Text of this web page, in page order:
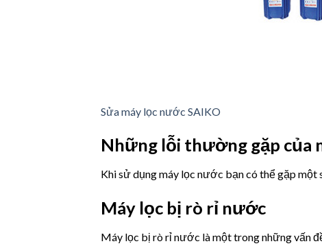
Sửa máy lọc nước SAIKO
Những lỗi thường gặp của
Khi sử dụng máy lọc nước bạn có thể gặp một
Máy lọc bị rò rỉ nước
Máy lọc bị rò rỉ nước là một trong những vấn